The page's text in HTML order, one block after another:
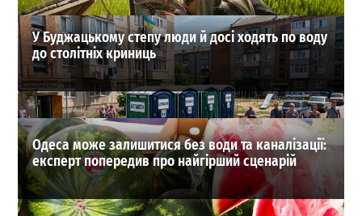
У Буджацькому степу люди й досі ходять по воду
до столітніх криниць
Одеса може залишитися без води та каналізації:
експерт попередив про найгірший сценарій